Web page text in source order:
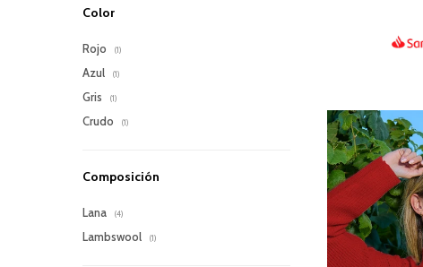
Color
Rojo (1)
Azul (1)
Gris (1)
Crudo (1)
Composición
Lana (4)
Lambswool (1)